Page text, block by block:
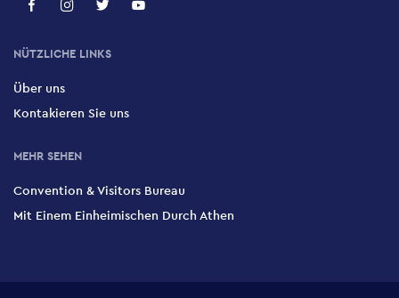
NÜTZLICHE LINKS
Über uns
Kontakieren Sie uns
MEHR SEHEN
Convention & Visitors Bureau
Mit Einem Einheimischen Durch Athen